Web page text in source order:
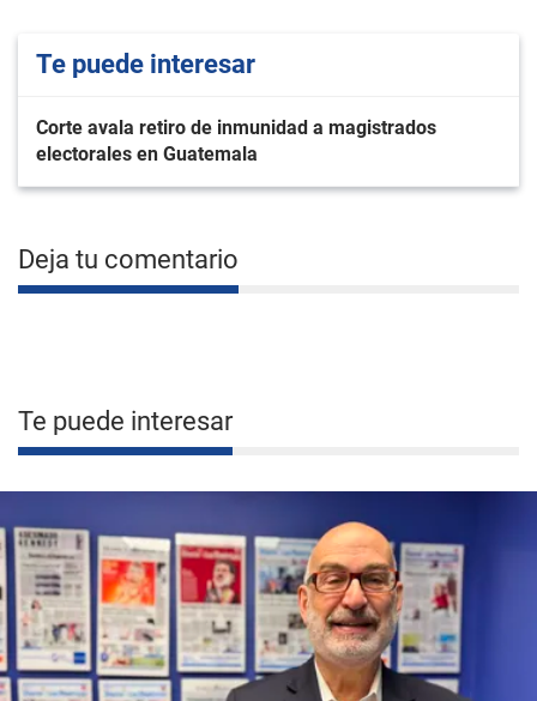
Te puede interesar
Corte avala retiro de inmunidad a magistrados
electorales en Guatemala
Deja tu comentario
Te puede interesar